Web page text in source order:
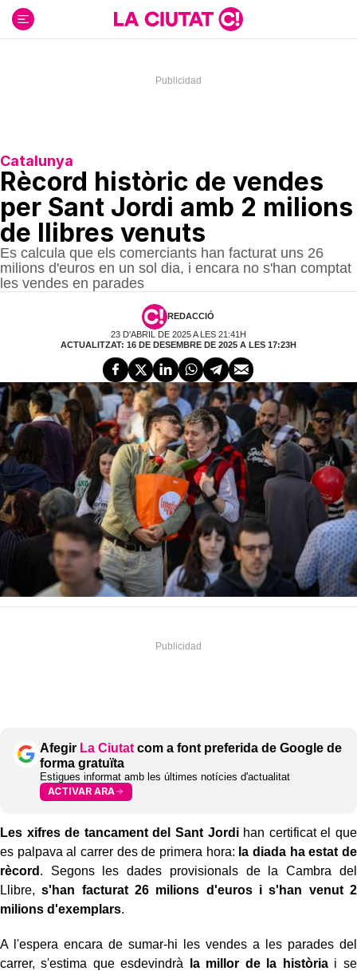
contenido
Catalunya
Rècord històric de vendes
per Sant Jordi amb 2 milions
de llibres venuts
Es calcula que els comerciants han facturat uns 26
milions d'euros en un sol dia, i encara no s'han comptat
les vendes en parades
REDACCIÓ
23 D'ABRIL DE 2025 A LES 21:41H
ACTUALITZAT: 16 DE DESEMBRE DE 2025 A LES 17:23H
Afegir La Ciutat com a font preferida de Google de
forma gratuïta
Estigues informat amb les últimes notícies d'actualitat
ACTIVAR ARA
Les xifres de tancament del Sant Jordihan certificat el que
es palpava al carrer des de primera hora: la diada ha estat de
rècord . Segons les dades provisionals de la Cambra del
Llibre,s'han facturat 26 milions d'euros i s'han venut 2
milions d'exemplars.
A l'espera encara de sumar-hi les vendes a les parades del
carrer, s'estima que esdevindrà
la millor de la històriai se